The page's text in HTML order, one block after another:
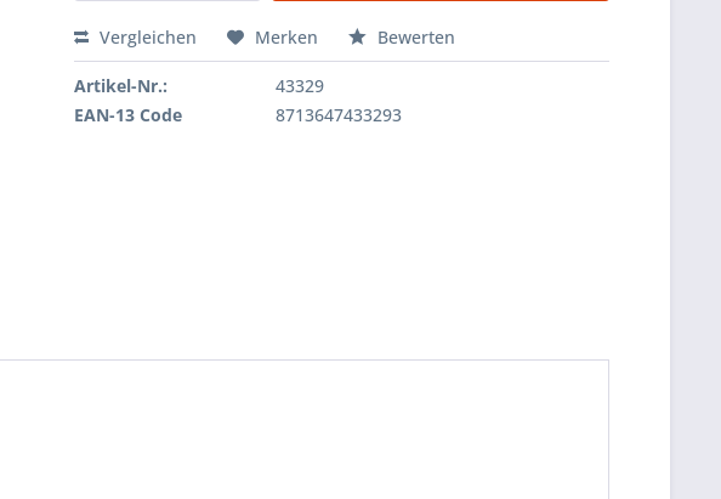
Vergleichen Merken Bewerten
Artikel-Nr.:
43329
EAN-13 Code
8713647433293